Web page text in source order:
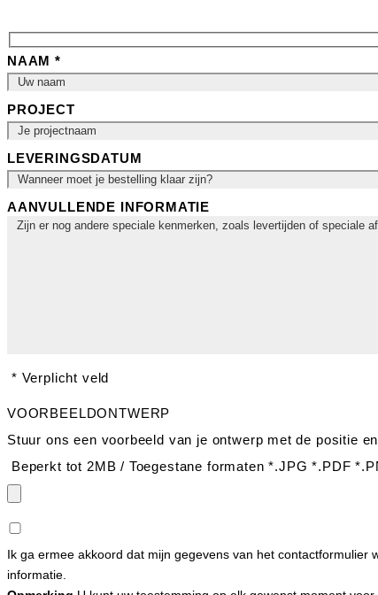
NAAM *
PROJECT
LEVERINGSDATUM
AANVULLENDE INFORMATIE
* Verplicht veld
VOORBEELDONTWERP
Stuur ons een voorbeeld van je ontwerp met de positie
Beperkt tot 2MB / Toegestane formaten *.JPG *.PDF
Ik ga ermee akkoord dat mijn gegevens van het
informatie.